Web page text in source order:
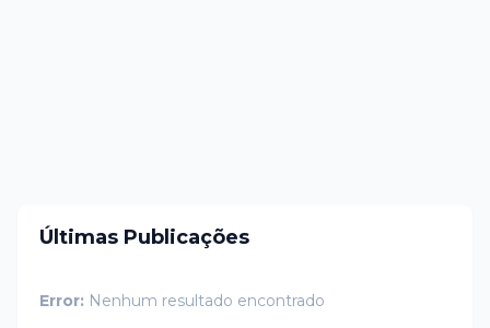
Últimas Publicações
Error: Nenhum resultado encontrado